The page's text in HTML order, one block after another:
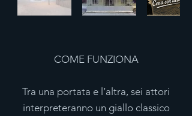
COME FUNZIONA
Tra una portata e l’altra, sei attori
interpreteranno un giallo classico